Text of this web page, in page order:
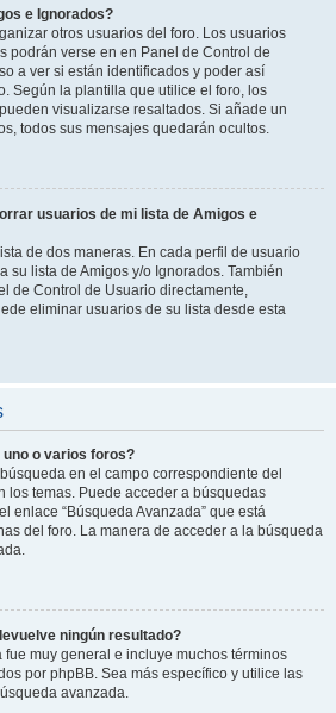
e Ignorados?
otros usuarios del foro. Los usuarios
podrán verse en en Panel de Control de
a ver si están identificados y poder así
Según la plantilla que utilice el foro, los
visualizarse resaltados. Si añade un
todos sus mensajes quedarán ocultos.
usuarios de mi lista de Amigos e
de dos maneras. En cada perfil de usuario
su lista de Amigos y/o Ignorados. También
de Control de Usuario directamente,
eliminar usuarios de su lista desde esta
o varios foros?
en el campo correspondiente del
los temas. Puede acceder a búsquedas
enlace “Búsqueda Avanzada” que está
del foro. La manera de acceder a la búsqueda
ningún resultado?
muy general e incluye muchos términos
por phpBB. Sea más específico y utilice las
avanzada.